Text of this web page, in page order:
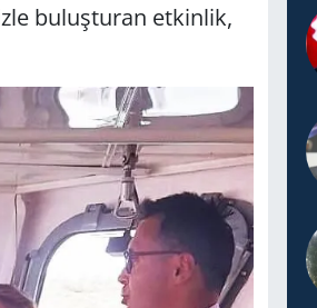
bu­luş­tu­ran et­kin­lik,